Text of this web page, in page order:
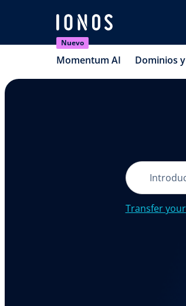
Nuevo
Momentum AI Dominios y
Transfer